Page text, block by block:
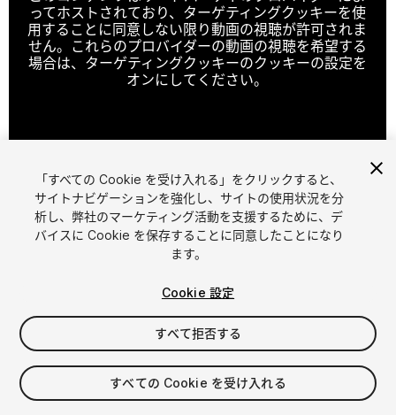
ってホストされており、ターゲティングクッキーを使
用することに同意しない限り動画の視聴が許可されま
せん。これらのプロバイダーの動画の視聴を希望する
場合は、ターゲティングクッキーのクッキーの設定を
オンにしてください。
1 /6
$8
消費税は決済時に計算されます
「すべての Cookie を受け入れる」をクリックすると、
サイトナビゲーションを強化し、サイトの使用状況を分
析し、弊社のマーケティング活動を支援するために、デ
バイスに Cookie を保存することに同意したことになり
ます。
Cookie 設定
すべて拒否する
すべての Cookie を受け入れる